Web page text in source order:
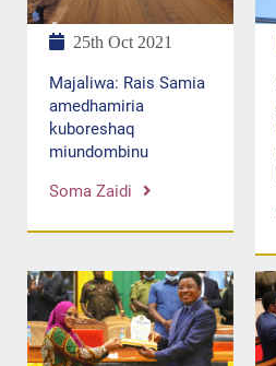
25th Oct 2021
Majaliwa: Rais Samia
amedhamiria
kuboreshaq
miundombinu
Soma Zaidi